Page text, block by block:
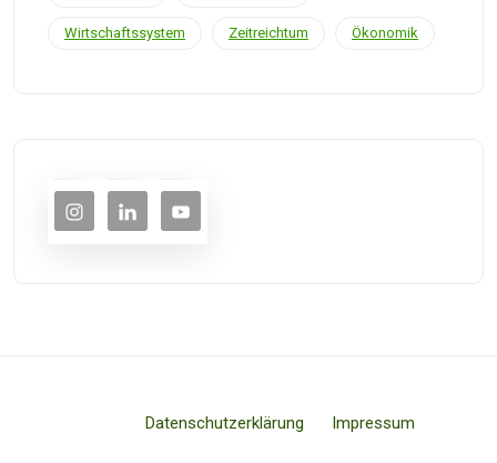
Wirtschaftssystem Zeitreichtum Ökonomik
Datenschutzerklärung Impressum